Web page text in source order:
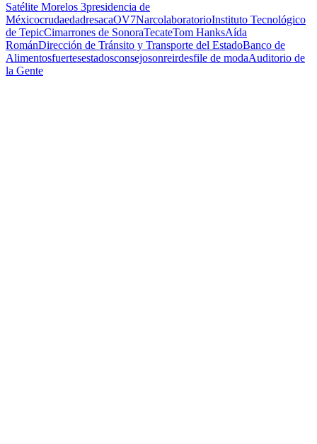
Satélite Morelos 3presidencia de
MéxicocrudaedadresacaOV7NarcolaboratorioInstituto Tecnológico
de TepicCimarrones de SonoraTecateTom HanksAída
RománDirección de Tránsito y Transporte del EstadoBanco de
Alimentosfuertesestadosconsejosonreirdesfile de modaAuditorio de
la Gente